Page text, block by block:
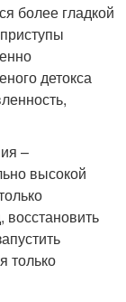
более гладкой
детокса
–
высокой
восстановить
только